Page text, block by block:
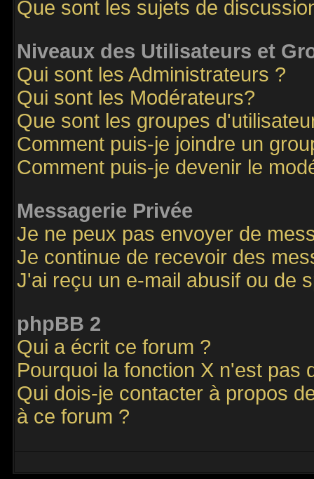
Que sont les sujets de
Niveaux des Utilisateurs et
Qui sont les Administrateurs ?
Qui sont les Modérateurs?
Que sont les groupes
Comment puis-je joindre un
Comment puis-je devenir le
Messagerie Privée
Je ne peux pas envoyer de
Je continue de recevoir des
J'ai reçu un e-mail abusif ou de
phpBB 2
Qui a écrit ce forum ?
Pourquoi la fonction X n'est pas
Qui dois-je contacter à propos
à ce forum ?